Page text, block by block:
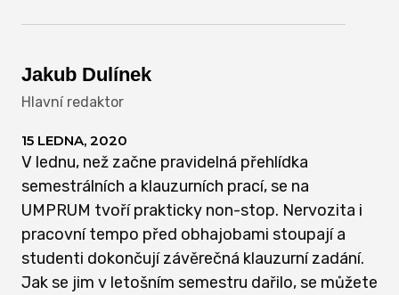
Jakub Dulínek
Hlavní redaktor
15 LEDNA, 2020
V lednu, než začne pravidelná přehlídka
semestrálních a klauzurních prací, se na
UMPRUM tvoří prakticky non-stop. Nervozita i
pracovní tempo před obhajobami stoupají a
studenti dokončují závěrečná klauzurní zadání.
Jak se jim v letošním semestru dařilo, se můžete